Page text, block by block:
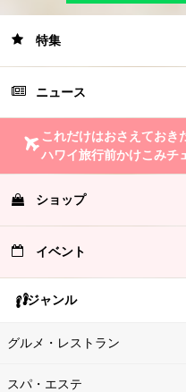
特集
ニュース
これだけはおさえておき
ハワイ旅行前かけこみチ
ショップ
イベント
ジャンル
グルメ・レストラン
スパ・エステ